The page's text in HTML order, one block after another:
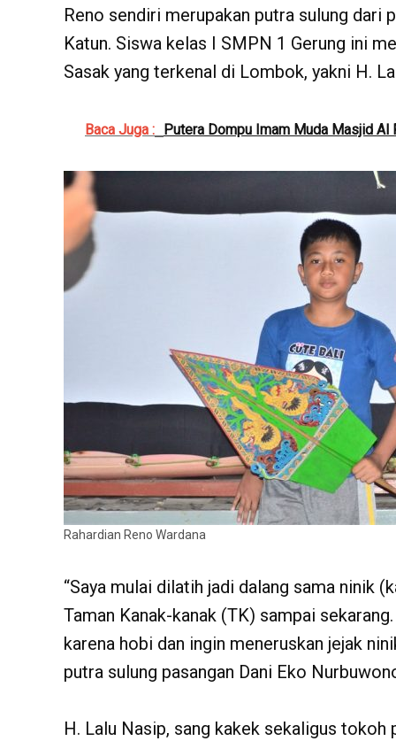
Reno sendiri merupakan putra sulung dari
Katun. Siswa kelas I SMPN 1 Gerung ini
Sasak yang terkenal di Lombok, yakni H.
Baca Juga : Putera Dompu Imam Muda Masjid Al
Rahardian Reno Wardana
“Saya mulai dilatih jadi dalang sama ninik
Taman Kanak-kanak (TK) sampai
karena hobi dan ingin meneruskan jejak
putra sulung pasangan Dani Eko
H. Lalu Nasip, sang kakek sekaligus